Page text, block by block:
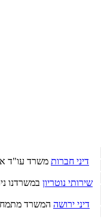
דיני חברות משרד עו"ד
שירותי נוטריון במשרדנו
דיני ירושה המשרד מתמחה